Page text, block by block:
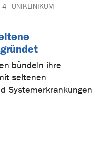
4 UNIKLINIKUM
bündeln ihre
seltenen
Systemerkrankungen